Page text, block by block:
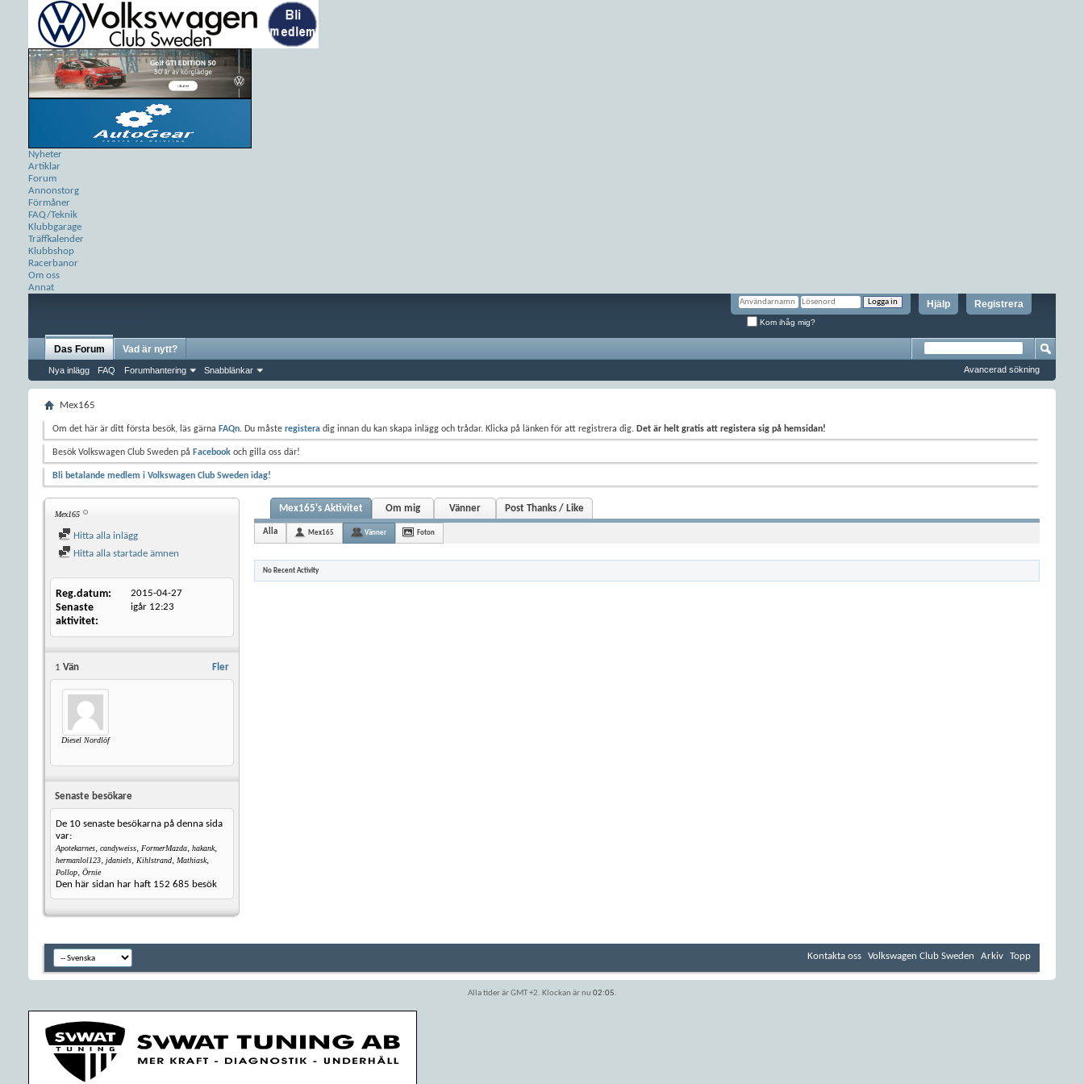
Nyheter
Artiklar
Forum
Annonstorg
Förmåner
FAQ/Teknik
Klubbgarage
Träffkalender
Klubbshop
Racerbanor
Om oss
Annat
Registrera
Hjälp
Kom ihåg mig?
Das Forum
Nya inlägg FAQ Forumhantering Snabblänkar
Vad är nytt?
Avancerad sökning
Mex165
Om det här är ditt första besök, läs gärna FAQn. Du måste registera dig innan du kan skapa inlägg och trådar. Klicka på länken för att registrera dig. Det är helt gratis att registera sig på hemsidan!
Besök Volkswagen Club Sweden på Facebook och gilla oss där!
Bli betalande medlem i Volkswagen Club Sweden idag!
Mex165
Hitta alla inlägg
Hitta alla startade ämnen
Reg.datum 2015-04-27
Senaste
aktivitet
igår 12:23
Fler
1 Vän
Diesel Nordlöf
Senaste besökare
De 10 senaste besökarna på denna sida
var:
Apotekarnes, candyweiss, FormerMazda, hakank,
hermanlol123, jdaniels, Kihlstrand, Mathiask,
Pollop, Örnie
Den här sidan har haft 152 685 besök
Mex165's Aktivitet Om mig Vänner Post Thanks / Like
Alla Mex165 Vänner Foton
No Recent Activity
Kontakta oss Volkswagen Club Sweden Arkiv Topp
Alla tider är GMT +2. Klockan är nu 02:05.